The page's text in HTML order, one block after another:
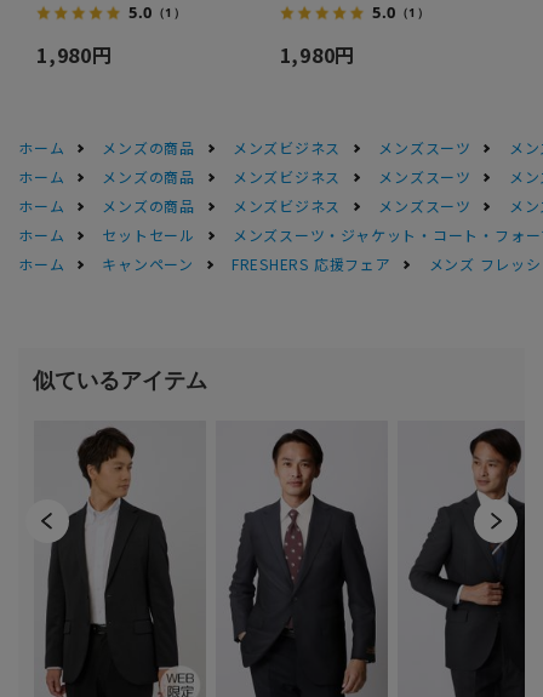
5.0 （1）
1,980円
5.0 （1）
1,980円
ホーム メンズの商品 メンズビジネス メンズスーツ
メ
ホーム
メンズの商品 メンズビジネス メンズスーツ
メ
ホーム
メンズの商品 メンズビジネス メンズスーツ
メ
ホーム
セットセール
メンズスーツ・ジャケット・コート・フォ
ホーム
キャンペーン FRESHERS 応援フェア メンズ フレッ